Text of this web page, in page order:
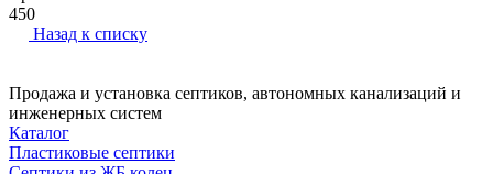
450
Назад к списку
Продажа и установка септиков, автономных канализаций и
инженерных систем
Каталог
Пластиковые септики